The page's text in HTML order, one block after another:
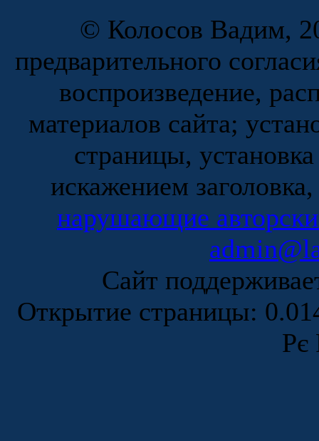
© Колосов Вадим,
предварительного
воспроизведение,
материалов сайта;
страницы,
искажением
нарушающие
Сайт
Открытие страницы:
Рє